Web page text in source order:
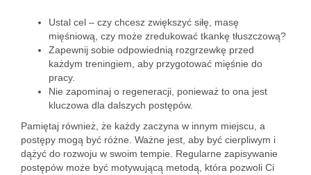
Ustal cel – czy chcesz zwiększyć siłę, masę
mięśniową, czy może zredukować tkankę tłuszczową?
Zapewnij sobie odpowiednią rozgrzewkę przed
każdym treningiem, aby przygotować mięśnie do
pracy.
Nie zapominaj o regeneracji, ponieważ to ona jest
kluczowa dla dalszych postępów.
Pamiętaj również, że każdy zaczyna w innym miejscu, a
postępy mogą być różne. Ważne jest, aby być cierpliwym i
dążyć do rozwoju w swoim tempie. Regularne zapisywanie
postępów może być motywującą metodą, która pozwoli Ci